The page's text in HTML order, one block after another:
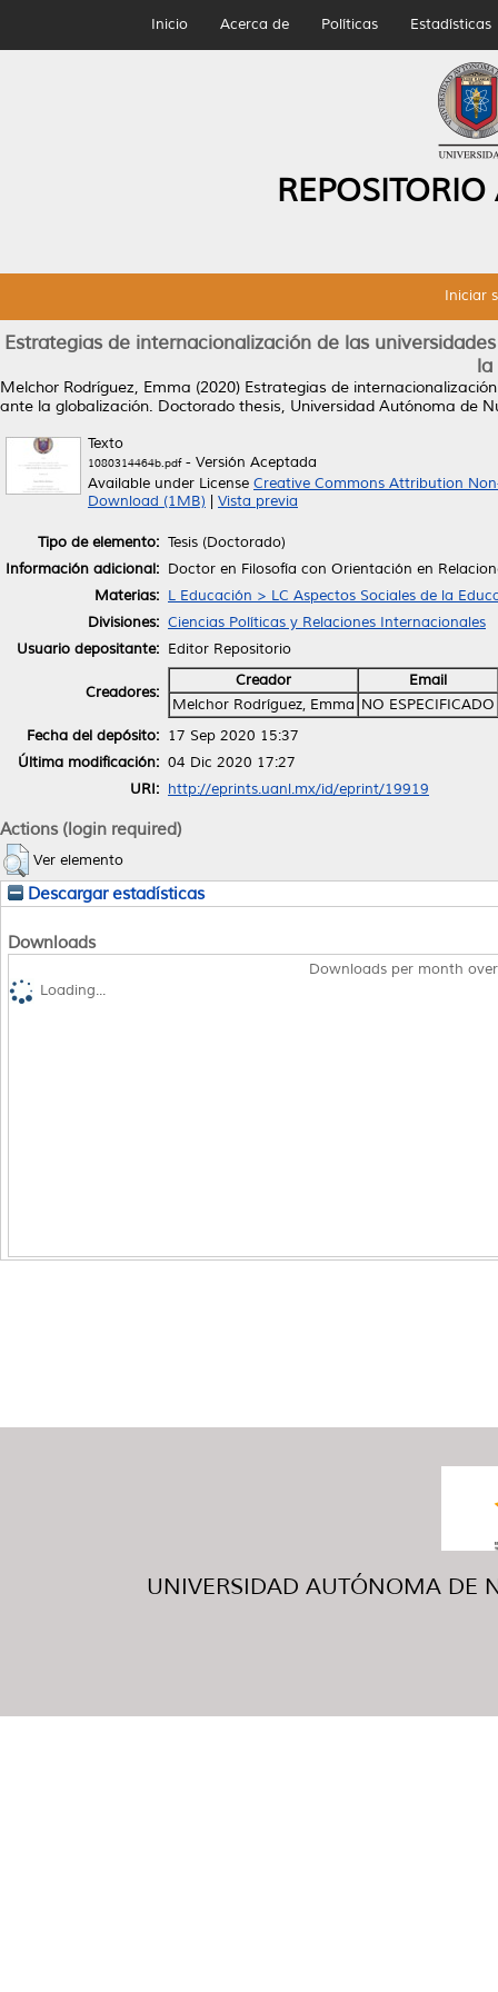
Inicio Acerca de Políticas Estadísticas
Iniciar
Estrategias de internacionalización de las
la
Melchor Rodríguez, Emma (2020) Estrategias de
ante la globalización. Doctorado thesis, Universidad Autónoma de
Texto
1080314464b.pdf- Versión Aceptada
Available under License Creative Commons Attribution
Download (1MB)
Vista previa
Tipo de elemento: Tesis (Doctorado)
Información adicional: Doctor en Filosofía con Orientación en
Materias: L Educación > LC Aspectos Sociales de la
Divisiones: Ciencias Políticas y Relaciones Internacionales
Usuario depositante: Editor Repositorio
Creadores:
Creador
Email
Melchor Rodríguez, Emma NO ESPECIFICADO
Fecha del depósito: 17 Sep 2020 15:37
Última modificación: 04 Dic 2020 17:27
URI: http://eprints.uanl.mx/id/eprint/19919
Actions (login required)
Ver elemento
Descargar estadísticas
Downloads
Downloads per month
Loading...
UNIVERSIDAD AUTÓNOMA DE